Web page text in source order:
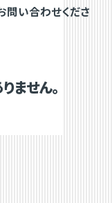
い合わせくださ
ません。